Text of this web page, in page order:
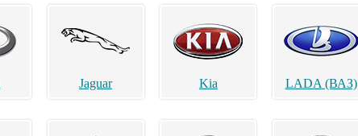
Jaguar Kia LADA (ВАЗ)